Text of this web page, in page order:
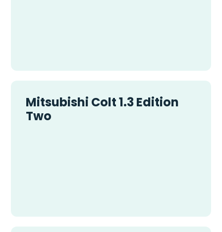
Mitsubishi Colt 1.3 Edition
Two